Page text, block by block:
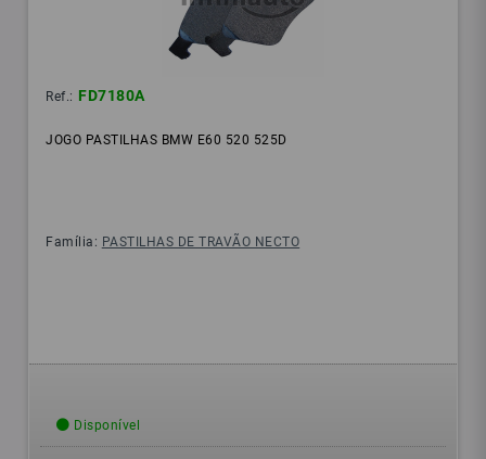
Ref.: FD7180A
JOGO PASTILHAS BMW E60 520 525D
Família: PASTILHAS DE TRAVÃO NECTO
Disponível